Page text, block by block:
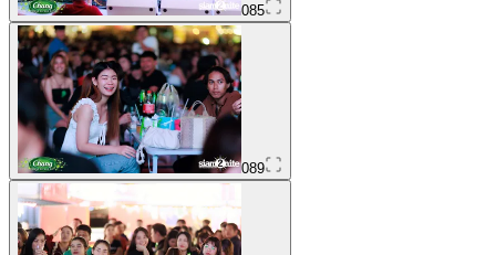
085
089